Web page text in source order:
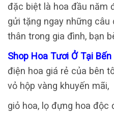
đặc biệt là hoa đầu năm
gửi tặng ngay những
thân trong gia đình, bạn
Shop Hoa Tươi Ở Tại
điện hoa giá rẻ của bên
vỏ hộp vàng khuyến mãi,
giỏ hoa, lọ đựng hoa độc